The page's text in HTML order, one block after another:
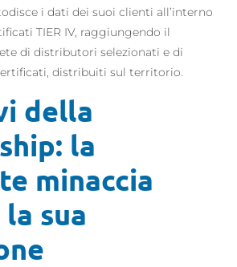
i dati dei suoi clienti all’interno
TIER IV, raggiungendo il
di distributori selezionati e di
distribuiti sul territorio.
della
la
minaccia
sua